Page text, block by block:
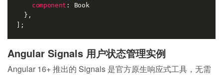
component : Book
Angular Signals 用户状态管理实例
Angular 16+ 推出的 Signals 是官方原生响应式工具，无需